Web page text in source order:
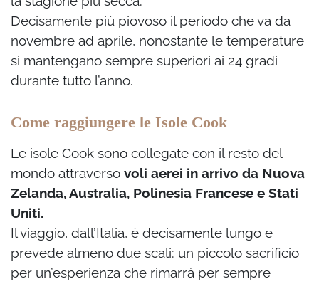
Decisamente più piovoso il periodo che va da
novembre ad aprile, nonostante le temperature
si mantengano sempre superiori ai 24 gradi
durante tutto l’anno.
Come raggiungere le Isole Cook
Le isole Cook sono collegate con il resto del
mondo attraverso voli aerei in arrivo da Nuova
Zelanda, Australia, Polinesia Francese e Stati
Uniti.
Il viaggio, dall’Italia, è decisamente lungo e
prevede almeno due scali: un piccolo sacrificio
per un’esperienza che rimarrà per sempre